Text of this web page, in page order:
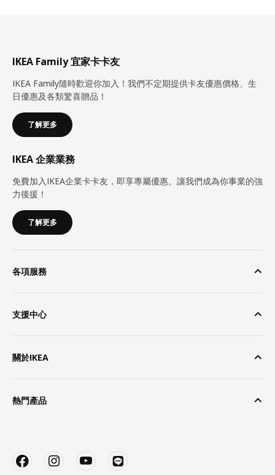
IKEA Family 宜家卡卡友
IKEA Family隨時歡迎你加入！我們不定期提供卡友優惠價格、生
日優惠及各類驚喜贈品！
了解更多
IKEA 企業業務
免費加入IKEA企業卡卡友，即享專屬優惠。讓我們成為你事業的強
力後援！
了解更多
各項服務
支援中心
關於IKEA
熱門產品